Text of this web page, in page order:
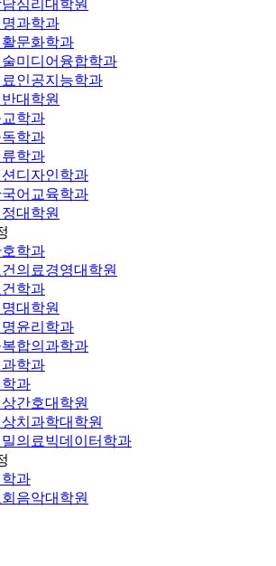
심리대학원
과학과
문화학과
술미디어융합학과
료인공지능학과
대학원
학과
학과
학과
디자인학과
국어교육학과
대학원
학과
건의료경영대학원
건학과
대학원
윤리학과
복합의과학과
학과
과
간호대학원
치과학대학원
밀의료빅데이터학과
과
회음악대학원